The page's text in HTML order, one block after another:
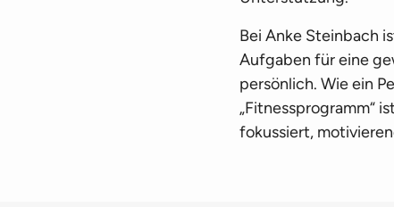
Bei Anke Steinbach
Aufgaben für eine
persönlich. Wie ein
„Fitness­programm“
fokussiert,